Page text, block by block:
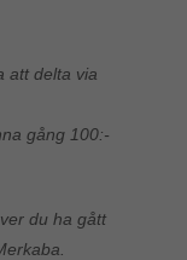
att delta via
gång 100:-
du ha gått